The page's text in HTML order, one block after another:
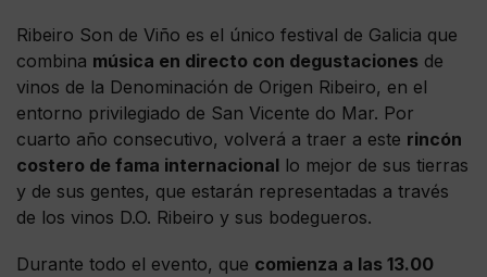
Ribeiro Son de Viño es el único festival de Galicia que
combina música en directo con degustaciones de
vinos de la Denominación de Origen Ribeiro, en el
entorno privilegiado de San Vicente do Mar. Por
cuarto año consecutivo, volverá a traer a este rincón
costero de fama internacional lo mejor de sus tierras
y de sus gentes, que estarán representadas a través
de los vinos D.O. Ribeiro y sus bodegueros.
Durante todo el evento, que comienza a las 13.00